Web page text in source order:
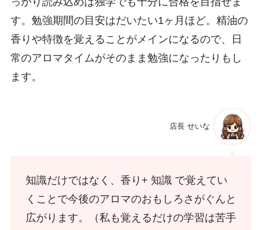
す。勉強期間の目安はだいたい1ヶ月ほど。精油の
香りや特徴を覚えることがメインになるので、日
常のアロマタイムがそのまま勉強になったりもし
ます。
店長 せいな
知識だけではなく、香り+ 知識 で覚えてい
くことで今後のアロマのおもしろさがぐんと
広がります。（私も覚えるだけの学習は苦手